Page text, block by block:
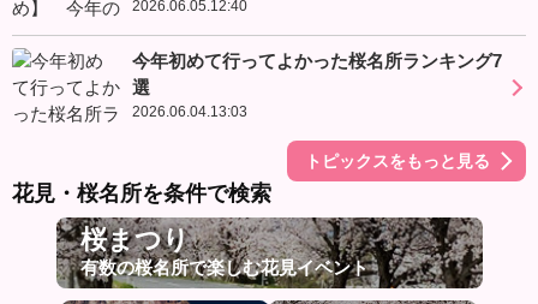
2026.06.05.12:40
今年初めて行ってよかった桜名所ランキング7
選
2026.06.04.13:03
トピックスをもっと見る
花見・桜名所を条件で検索
桜まつり
有数の桜名所で楽しむ花見イベント